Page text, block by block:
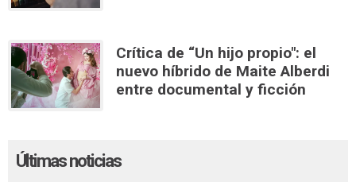
Crítica de “Un hijo propio": el
nuevo híbrido de Maite Alberdi
entre documental y ficción
Últimas noticias